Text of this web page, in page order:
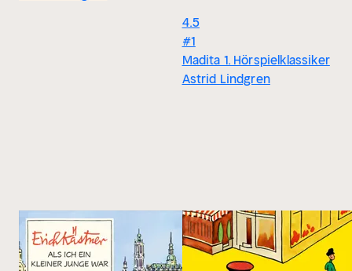
4.5
#1
Madita 1. Hörspielklassiker
Astrid Lindgren